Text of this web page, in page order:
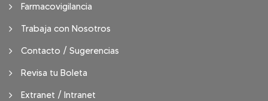
Farmacovigilancia
Trabaja con Nosotros
Contacto / Sugerencias
Revisa tu Boleta
Extranet / Intranet